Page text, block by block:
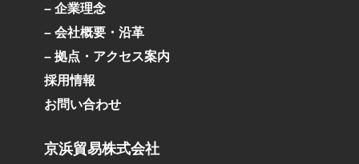
– 企業理念
– 会社概要・沿革
– 拠点・アクセス案内
採用情報
お問い合わせ
京浜貿易株式会社